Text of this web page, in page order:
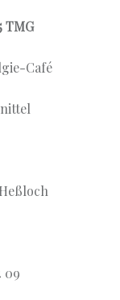
N
TMG
Café
09